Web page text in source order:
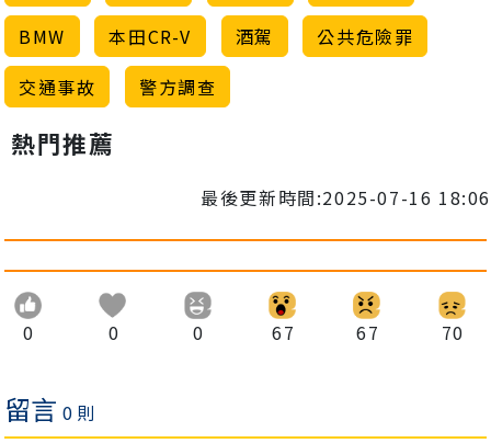
BMW
本田CR-V 酒駕
公共危險罪
交通事故
警方調查
熱門推薦
最後更新時間:2025-07-16 18:06
0 0 0 67 67 70